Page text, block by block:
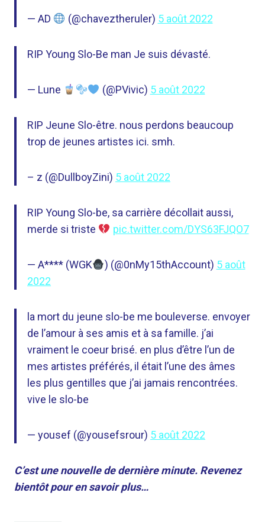
— AD (@chaveztheruler) 5 août 2022
RIP Young Slo-Be man Je suis dévasté.
— Lune (@PVivic) 5 août 2022
RIP Jeune Slo-être. nous perdons beaucoup
trop de jeunes artistes ici. smh.
– z (@DullboyZini) 5 août 2022
RIP Young Slo-be, sa carrière décollait aussi,
merde si triste
pic.twitter.com/DYS63FJQO7
— A**** (WGK ) (@0nMy15thAccount) 5 août
2022
la mort du jeune slo-be me bouleverse. envoyer
de l’amour à ses amis et à sa famille. j’ai
vraiment le coeur brisé. en plus d’être l’un de
mes artistes préférés, il était l’une des âmes
les plus gentilles que j’ai jamais rencontrées.
vive le slo-be
— yousef (@yousefsrour) 5 août 2022
C’est une nouvelle de dernière minute. Revenez
bientôt pour en savoir plus…